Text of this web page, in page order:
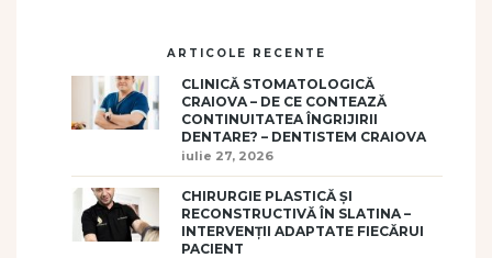
ARTICOLE RECENTE
CLINICĂ STOMATOLOGICĂ
CRAIOVA – DE CE CONTEAZĂ
CONTINUITATEA ÎNGRIJIRII
DENTARE? – DENTISTEM CRAIOVA
iulie 27, 2026
CHIRURGIE PLASTICĂ ȘI
RECONSTRUCTIVĂ ÎN SLATINA –
INTERVENȚII ADAPTATE FIECĂRUI
PACIENT